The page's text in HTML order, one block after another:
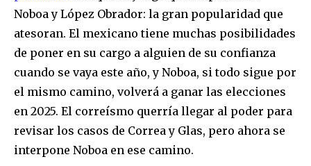
Noboa y López Obrador: la gran popularidad que
atesoran. El mexicano tiene muchas posibilidades
de poner en su cargo a alguien de su confianza
cuando se vaya este año, y Noboa, si todo sigue por
el mismo camino, volverá a ganar las elecciones
en 2025. El correísmo querría llegar al poder para
revisar los casos de Correa y Glas, pero ahora se
interpone Noboa en ese camino.